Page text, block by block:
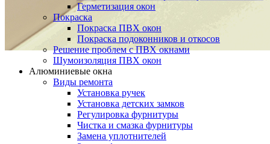
Герметизация окон
Покраска
Покраска ПВХ окон
Покраска подоконников и откосов
Решение проблем с ПВХ окнами
Шумоизоляция ПВХ окон
Алюминиевые окна
Виды ремонта
Установка ручек
Установка детских замков
Регулировка фурнитуры
Чистка и смазка фурнитуры
Замена уплотнителей